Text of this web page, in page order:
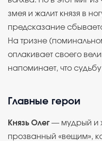
змея и жалит князя в
предсказание
На тризне
оплакивает своего
напоминает, что
Главные герои
Князь Олег — мудрый и
прозванный «вещим»,